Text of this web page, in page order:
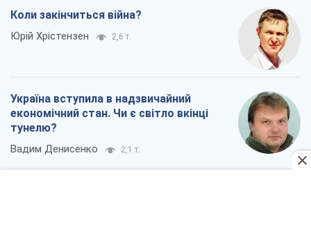
Коли закінчиться війна?
Юрій Хрістензен 2,6 т.
Україна вступила в надзвичайний
економічний стан. Чи є світло вкінці
тунелю?
Вадим Денисенко 2,1 т.